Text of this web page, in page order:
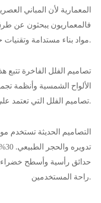
المعمارية لأن المباني
فالمعماريون يبحثون عن
مواد بناء مستدامة وتقنيات حديثة.
تصاميم الفلل الفاخرة تتبع
الألواح الشمسية وأنظمة
تصاميم الفلل التي تعتمد على تقنيات الاستدامة.
التصاميم الحديثة تستخدم
حدائق رأسية وأسطح خضراء.
راحة المستخدمين.